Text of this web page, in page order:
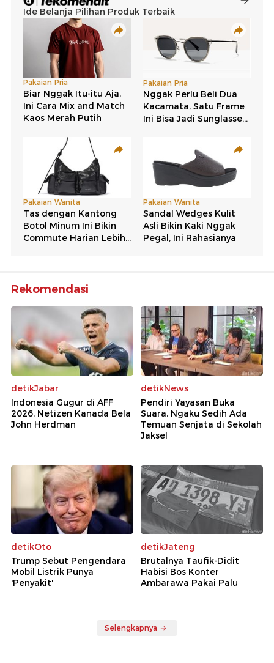
Rekomendasi
detikJabar
Indonesia Gugur di AFF
2026, Netizen Kanada Bela
John Herdman
detikNews
Pendiri Yayasan Buka
Suara, Ngaku Sedih Ada
Temuan Senjata di Sekolah
Jaksel
detikOto
Trump Sebut Pengendara
Mobil Listrik Punya
'Penyakit'
detikJateng
Brutalnya Taufik-Didit
Habisi Bos Konter
Ambarawa Pakai Palu
Selengkapnya